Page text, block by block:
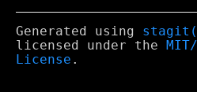
Generated using
licensed under the
License .